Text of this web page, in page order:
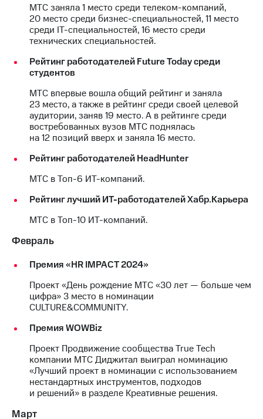
Достижения
Интервью
Финансовая
отчетность
Контакты
Новости
в
регионе
и акционерам
Корпоративное
секретарь
информации
акционерам
ПАО
"МТС"
Собрания
акционеров
Личный
кабинет
акционера
Акционерный
капитал
Контроль
и
МТС заняла 1 место среди телеком-компаний,
20 место среди бизнес-специальностей, 11 место
среди IT-специальностей, 16 место среди
технических специальностей.
Рейтинг работодателей Future Today среди
студентов
МТС впервые вошла общий рейтинг и заняла
23 место, а также в рейтинг среди своей целевой
аудитории, заняв 19 место. А в рейтинге среди
востребованных вузов МТС поднялась
на 12 позиций вверх и заняла 16 место.
Рейтинг работодателей HeadHunter
МТС в Топ-6 ИТ-компаний.
Рейтинг лучший ИТ-работодателей Хабр.Карьера
МТС в Топ-10 ИТ-компаний.
Февраль
Премия «HR IMPACT 2024»
Проект «День рождение МТС «30 лет — больше чем
цифра» 3 место в номинации
CULTURE&COMMUNITY.
Премия WOWBiz
Проект Продвижение сообщества True Tech
компании МТС Диджитал выиграл номинацию
«Лучший проект в номинации с использованием
нестандартных инструментов, подходов
и решений» в разделе Креативные решения.
Март